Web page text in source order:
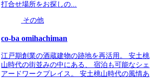
打合せ場所をお探しの...
その他
co-ba omihachiman
江戸期創業の酒蔵建物の跡地を再活用。 安土桃
山時代の街並みの中にある、 宿泊も可能なシェ
アードワークプレイス。 安土桃山時代の風情あ